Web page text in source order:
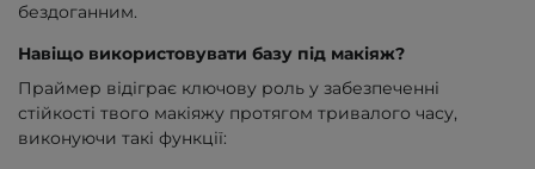
бездоганним.
Навіщо використовувати базу під макіяж?
Праймер відіграє ключову роль у забезпеченні
стійкості твого макіяжу протягом тривалого часу,
виконуючи такі функції: